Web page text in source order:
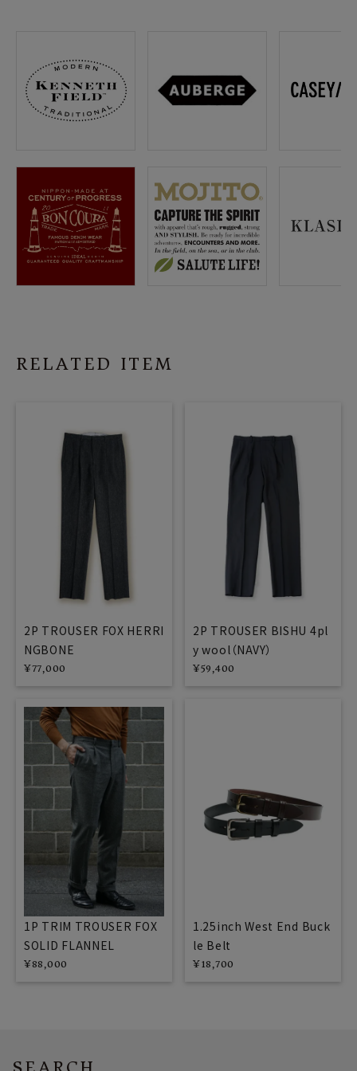
RELATED ITEM
2P TROUSER FOX HERRI
NGBONE
¥77,000
2P TROUSER BISHU 4pl
y wool（NAVY）
¥59,400
1P TRIM TROUSER FOX
SOLID FLANNEL
¥88,000
1.25inch West End Buck
le Belt
¥18,700